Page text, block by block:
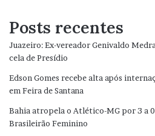
Posts recentes
Juazeiro: Ex-vereador Genivaldo
cela de Presídio
Edson Gomes recebe alta após
em Feira de Santana
Bahia atropela o Atlético-MG por 3 a 0
Brasileirão Feminino